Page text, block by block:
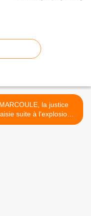
MARCOULE, la justice
suite à l'explosion
four nucléaire dans